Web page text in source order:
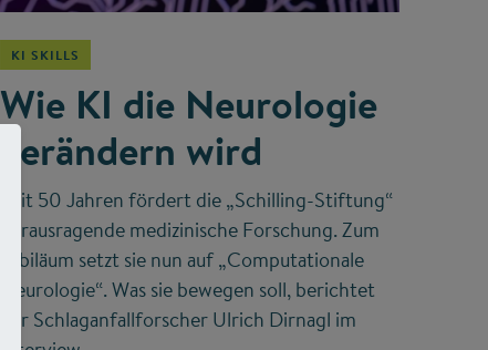
KI SKILLS
Wie KI die Neurologie
verändern wird
Seit 50 Jahren fördert die „Schilling-Stiftung“
herausragende medizinische Forschung. Zum
Jubiläum setzt sie nun auf „Computationale
Neurologie“. Was sie bewegen soll, berichtet
der Schlaganfallforscher Ulrich Dirnagl im